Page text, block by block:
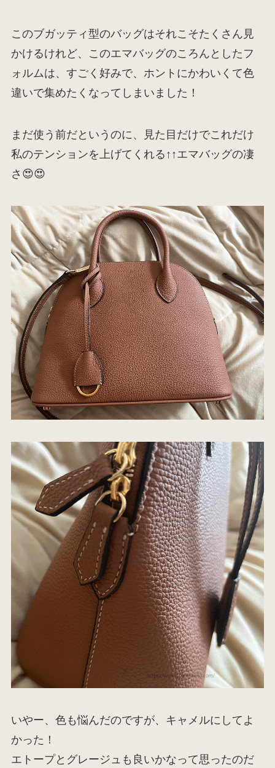
このブガッティ型のバッグはそれこそたくさん見
かけるけれど、このエマバッグのころんとしたフ
ォルムは、すごく好みで、ホントにかわいくて色
違いで集めたくなってしまいました！
まだ使う前だというのに、見た目だけでこれだけ
私のテンションを上げてくれる↑↑エマバッグの凄
さ😍😍
いやー、色も悩んだのですが、キャメルにしてよ
かった！
エトープとグレージュも良いかなって思ったのだ